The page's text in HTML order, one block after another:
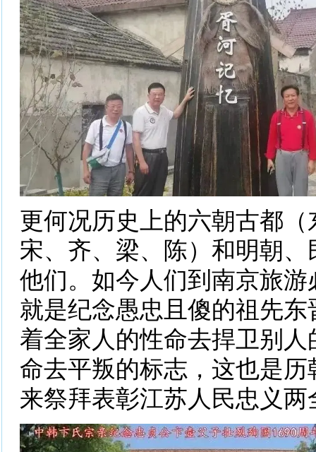
更何况历史上的六朝古都（
宋、齐、梁、陈）和明朝
他们。如今人们到南京旅
就是纪念愚忠且傻的祖先
着全家人的性命去捍卫别
命去平叛的标志，这也是
来祭拜表彰江苏人民忠义两